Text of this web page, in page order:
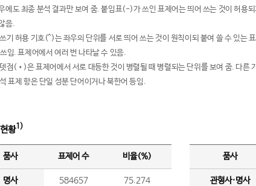
에도 최종 분석 결과만 보여 줌. 붙임표(-)가 쓰인 표제어는 띄어 쓰는 것이 허용
음.
기 허용 기호(^)는 좌우의 단위를 서로 띄어 쓰는 것이 원칙이되 붙여 쓸 수 있는
임. 표제어에서 여러 번 나타날 수 있음.
점(•)은 표제어에서 서로 대등한 것이 병렬될 때 병렬되는 단위를 보여 줌. 다른
표제 항은 단일 성분 단어이거나 북한어 등임.
황1)
품사 표제어 수 비율(%)
명사 584657 75.274
품사
관형사·명사